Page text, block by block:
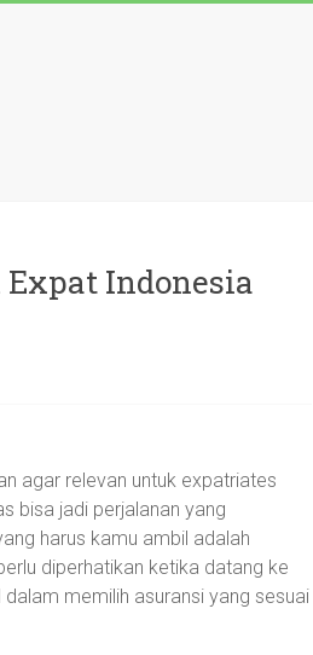
Indonesia
agar relevan untuk expatriates
bisa jadi perjalanan yang
harus kamu ambil adalah
diperhatikan ketika datang ke
memilih asuransi yang sesuai